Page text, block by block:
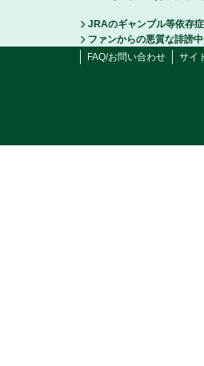
JRAのギャンブル等依存
ファンからの悪質な誹謗
FAQ/お問い合わせ
サイ